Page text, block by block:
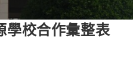
學校合作彙整表